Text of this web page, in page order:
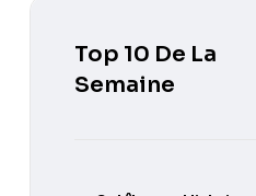
Top 10 De La
Semaine